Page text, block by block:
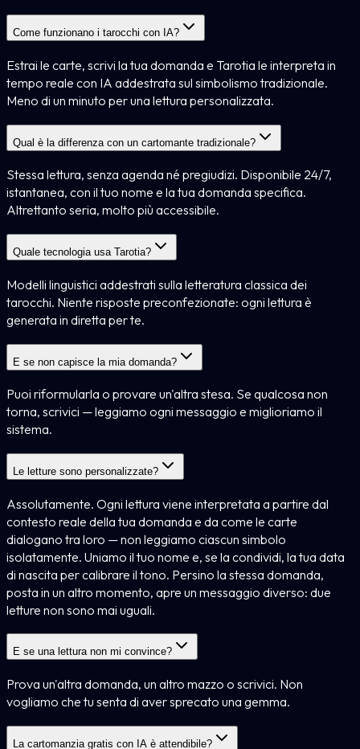
Come funzionano i tarocchi con IA?
Estrai le carte, scrivi la tua domanda e Tarotia le interpreta in
tempo reale con IA addestrata sul simbolismo tradizionale.
Meno di un minuto per una lettura personalizzata.
Qual è la differenza con un cartomante tradizionale?
Stessa lettura, senza agenda né pregiudizi. Disponibile 24/7,
istantanea, con il tuo nome e la tua domanda specifica.
Altrettanto seria, molto più accessibile.
Quale tecnologia usa Tarotia?
Modelli linguistici addestrati sulla letteratura classica dei
tarocchi. Niente risposte preconfezionate: ogni lettura è
generata in diretta per te.
E se non capisce la mia domanda?
Puoi riformularla o provare un'altra stesa. Se qualcosa non
torna, scrivici — leggiamo ogni messaggio e miglioriamo il
sistema.
Le letture sono personalizzate?
Assolutamente. Ogni lettura viene interpretata a partire dal
contesto reale della tua domanda e da come le carte
dialogano tra loro — non leggiamo ciascun simbolo
isolatamente. Uniamo il tuo nome e, se la condividi, la tua data
di nascita per calibrare il tono. Persino la stessa domanda,
posta in un altro momento, apre un messaggio diverso: due
letture non sono mai uguali.
E se una lettura non mi convince?
Prova un'altra domanda, un altro mazzo o scrivici. Non
vogliamo che tu senta di aver sprecato una gemma.
La cartomanzia gratis con IA è attendibile?